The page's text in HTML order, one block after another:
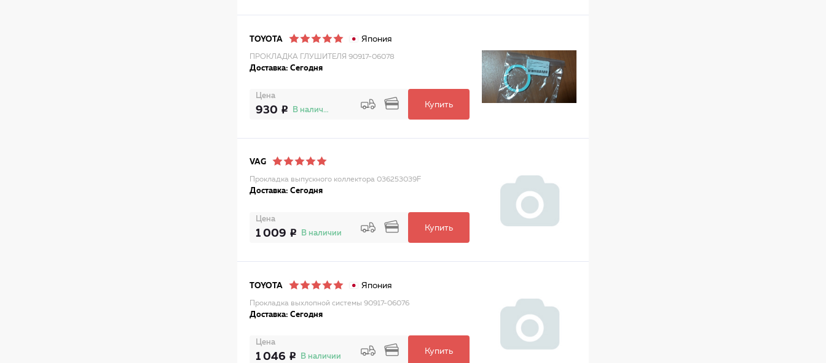
TOYOTA Япония
ПРОКЛАДКА ГЛУШИТЕЛЯ 90917-06078
Доставка: Сегодня
Цена
930 В наличии
Купить
VAG
Прокладка выпускного коллектора 036253039F
Доставка: Сегодня
Цена
1 009 В наличии
Купить
TOYOTA Япония
Прокладка выхлопной системы 90917-06076
Доставка: Сегодня
Цена
1 046 В наличии
Купить